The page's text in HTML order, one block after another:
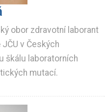
obor zdravotní laborant
v Českých
škálu laboratorních
mutací.